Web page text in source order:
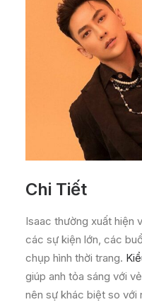
Chi Tiết
Isaac thường xuất hiện
các sự kiện lớn, các
chụp hình thời trang.
giúp anh tỏa sáng với
nên sự khác biệt so với